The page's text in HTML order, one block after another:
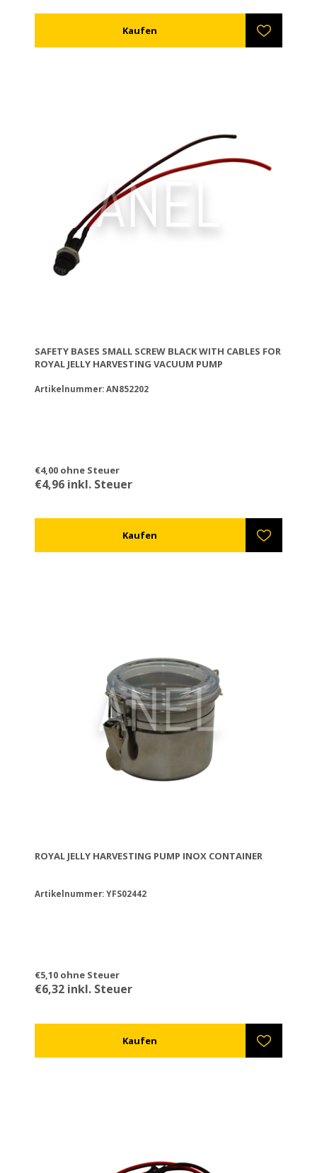
SAFETY BASES SMALL SCREW BLACK WITH CABLES FOR
ROYAL JELLY HARVESTING VACUUM PUMP
Artikelnummer: AN852202
€4,00 ohne Steuer
€4,96 inkl. Steuer
ROYAL JELLY HARVESTING PUMP INOX CONTAINER
Artikelnummer: YFS02442
€5,10 ohne Steuer
€6,32 inkl. Steuer